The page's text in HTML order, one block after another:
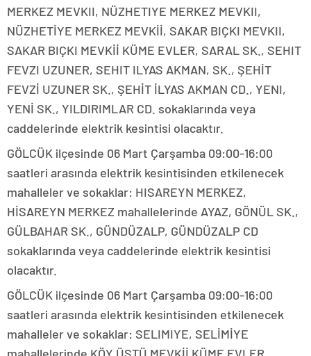
MERKEZ MEVKII, NÜZHETIYE MERKEZ MEVKII,
NÜZHETİYE MERKEZ MEVKİİ, SAKAR BIÇKI MEVKII,
SAKAR BIÇKI MEVKİİ KÜME EVLER, SARAL SK., SEHIT
FEVZI UZUNER, SEHIT ILYAS AKMAN, SK., ŞEHİT
FEVZİ UZUNER SK., ŞEHİT İLYAS AKMAN CD., YENI,
YENİ SK., YILDIRIMLAR CD. sokaklarında veya
caddelerinde elektrik kesintisi olacaktır.
GÖLCÜK ilçesinde 06 Mart Çarşamba 09:00-16:00
saatleri arasında elektrik kesintisinden etkilenecek
mahalleler ve sokaklar: HISAREYN MERKEZ,
HİSAREYN MERKEZ mahallelerinde AYAZ, GÖNÜL SK.,
GÜLBAHAR SK., GÜNDÜZALP, GÜNDÜZALP CD
sokaklarında veya caddelerinde elektrik kesintisi
olacaktır.
GÖLCÜK ilçesinde 06 Mart Çarşamba 09:00-16:00
saatleri arasında elektrik kesintisinden etkilenecek
mahalleler ve sokaklar: SELIMIYE, SELİMİYE